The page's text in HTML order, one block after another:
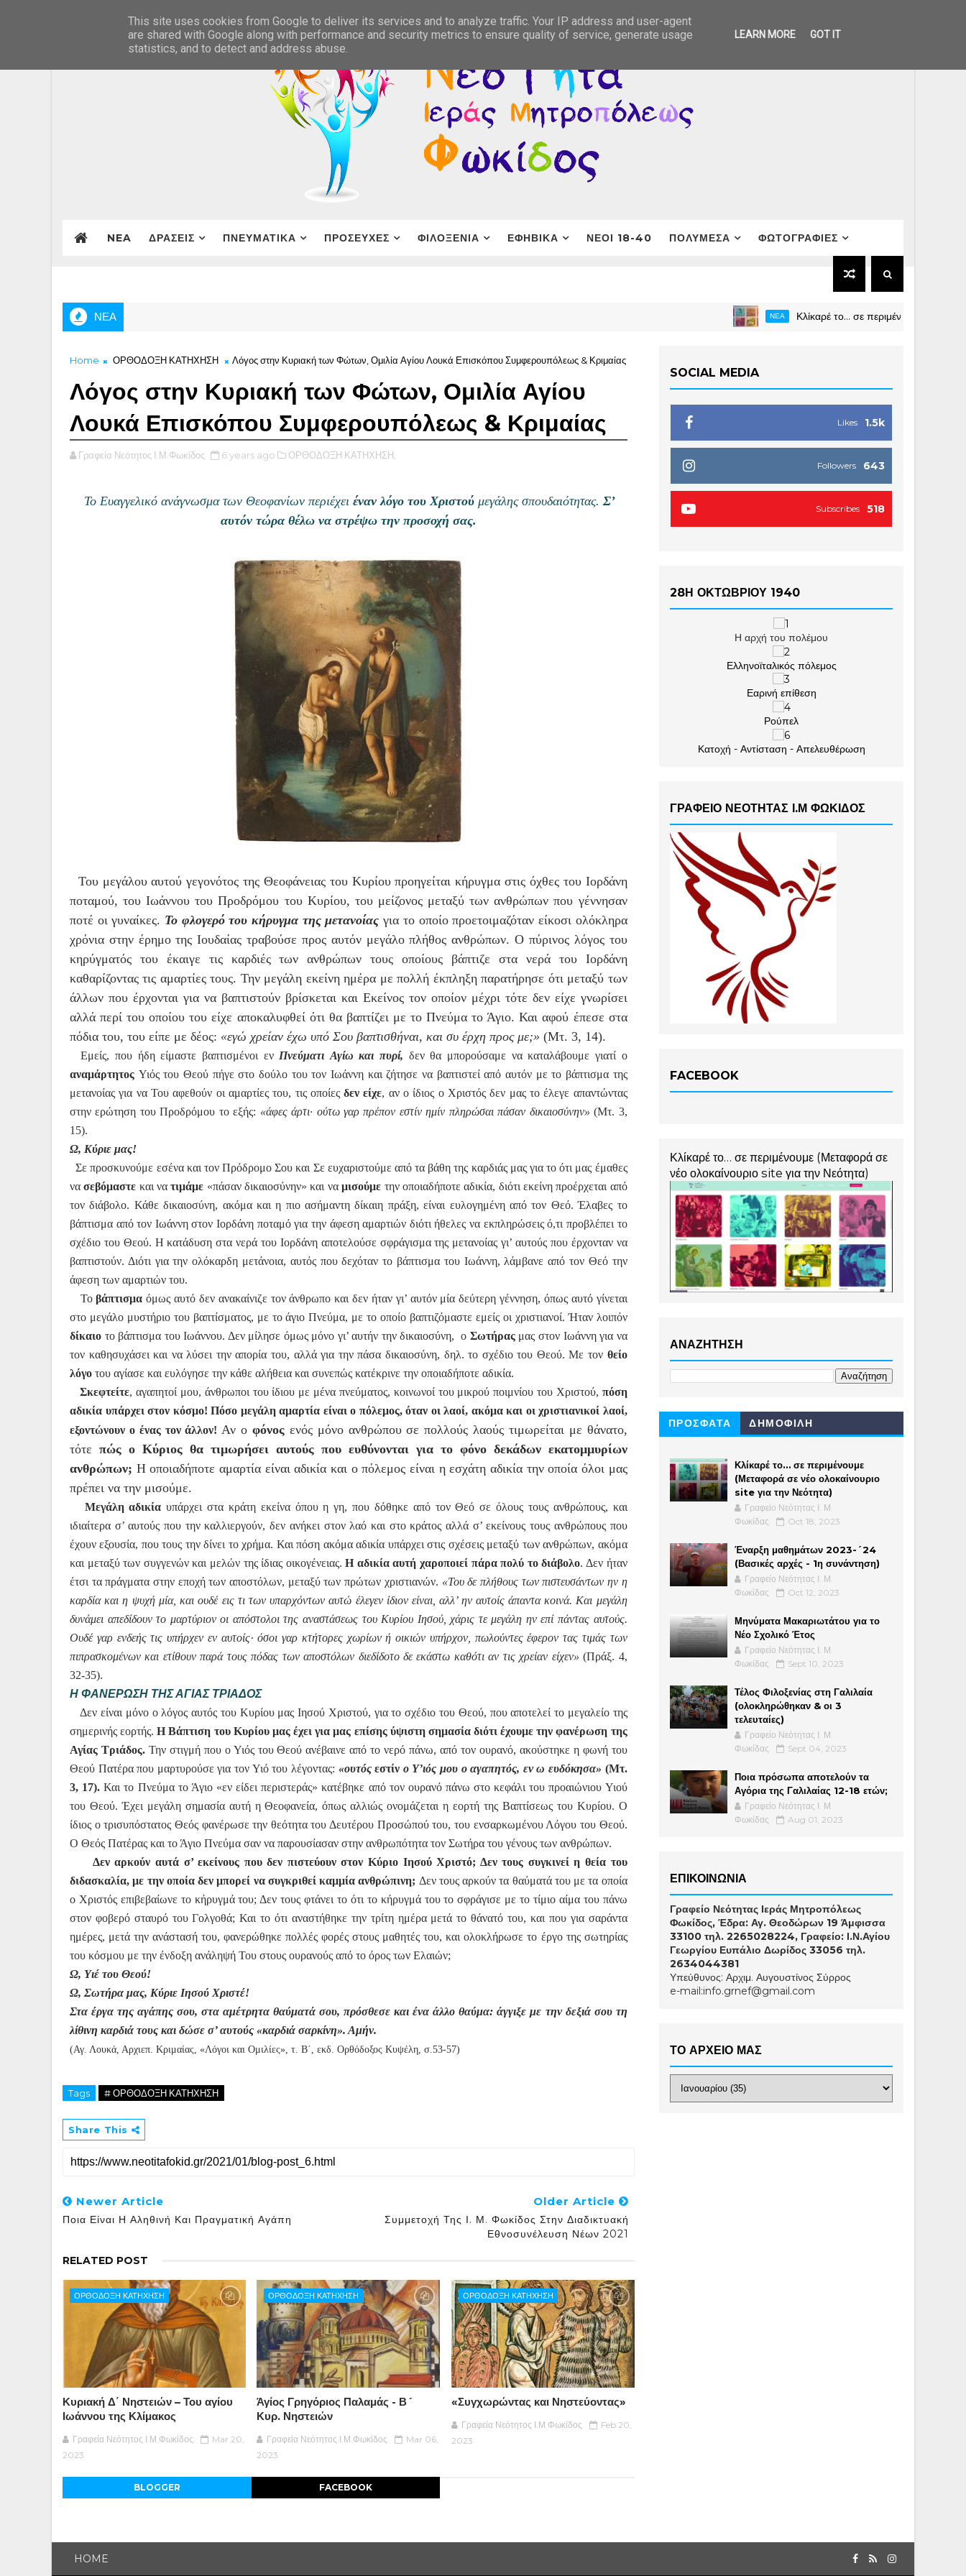
NEA ΔΡΑΣΕΙΣ ΠΝΕΥΜΑΤΙΚΑ ΠΡΟΣΕΥΧΕΣ ΦΙΛΟΞΕΝΙΑ ΕΦΗΒΙΚΑ ΝΕΟΙ 18-40 ΠΟΛΥΜΕΣΑ ΦΩΤΟΓΡΑΦΙΕΣ
ΝΕΑ ΝΕΑ Κλίκαρέ το… σε περιμένουμε (Μεταφορά σε
Home ΟΡΘΟΔΟΞΗ ΚΑΤΗΧΗΣΗ Λόγος στην Κυριακή των Φώτων, Ομιλία Αγίου Λουκά Επισκόπου Συμφερουπόλεως & Κριμαίας
Λόγος στην Κυριακή των Φώτων, Ομιλία Αγίου
Λουκά Επισκόπου Συμφερουπόλεως & Κριμαίας
Γραφεία Νεότητος Ι.Μ.Φωκίδος 6 years ago ΟΡΘΟΔΟΞΗ ΚΑΤΗΧΗΣΗ,
Το Ευαγγελικό ανάγνωσμα των Θεοφανίων περιέχειέναν λόγο του Χριστού μεγάλης σπουδαιότητας.Σ’
αυτόν τώρα θέλω να στρέψω την προσοχή σας.
Του μεγάλου αυτού γεγονότος της Θεοφάνειας του Κυρίου προηγείται κήρυγμα στις όχθες του Ιορδάνη
ποταμού, του Ιωάννου του Προδρόμου του Κυρίου, του μείζονος μεταξύ των ανθρώπων που γέννησαν
ποτέ οι γυναίκες. Το φλογερό του κήρυγμα της μετανοίας για το οποίο προετοιμαζόταν είκοσι ολόκληρα
χρόνια στην έρημο της Ιουδαίας τραβούσε προς αυτόν μεγάλο πλήθος ανθρώπων. Ο πύρινος λόγος του
κηρύγματός του έκαιγε τις καρδιές των ανθρώπων τους οποίους βάπτιζε στα νερά του Ιορδάνη
καθαρίζοντας τις αμαρτίες τους. Την μεγάλη εκείνη ημέρα με πολλή έκπληξη παρατήρησε ότι μεταξύ των
άλλων που έρχονται για να βαπτιστούν βρίσκεται και Εκείνος τον οποίον μέχρι τότε δεν είχε γνωρίσει
αλλά περί του οποίου του είχε αποκαλυφθεί ότι θα βαπτίζει με το Πνεύμα το Άγιο. Και αφού έπεσε στα
πόδια του, του είπε με δέος: «εγώ χρείαν έχω υπό Σου βαπτισθήναι, και συ έρχη προς με;» (Μτ. 3, 14).
Εμείς, που ήδη είμαστε βαπτισμένοι εν Πνεύματι Αγίω και πυρί, δεν θα μπορούσαμε να καταλάβουμε γιατί ο
αναμάρτητος Υιός του Θεού πήγε στο δούλο του τον Ιωάννη και ζήτησε να βαπτιστεί από αυτόν με το βάπτισμα της
μετανοίας για να Του αφε­θούν οι αμαρτίες του, τις οποίεςδεν είχε, αν ο ίδιος ο Χριστός δεν μας το έλεγε απαντώντας
στην ερώτηση του Προδρόμου το εξής: «άφες άρτι· ούτω γαρ πρέπον εστίν ημίν πληρώσαι πάσαν δικαιοσύνην»(Μτ. 3,
15).
Ω, Κύριε μας!
Σε προσκυνούμε εσένα και τον Πρόδρομο Σου και Σε ευχαριστούμε από τα βάθη της καρδιάς μας για το ότι μας έμαθες
νασεβόμαστε και νατιμάμε «πάσαν δικαιοσύνην» και ναμισούμε την οποιαδήποτε αδικία, διότι εκείνη προέρχεται από
τον διάβολο. Κάθε δικαιοσύνη, ακόμα και η πιο ασήμαντη δίκαιη πράξη, είναι ευλογημένη από τον Θεό. Έλαβες το
βάπτισμα από τον Ιωάννη στον Ιορδάνη ποταμό για την άφεση αμαρτιών διότι ήθελες να εκπληρώσεις ό,τι προβλέπει το
σχέδιο του Θεού. Η κατάδυση στα νερά του Ιορδάνη αποτελούσε σφράγισμα της μετανοίας γι’ αυτούς που έρχονταν να
βαπτιστούν. Διότι για την ολόκαρδη μετάνοια, αυτός που δεχόταν το βάπτισμα του Ιωάννη, λάμβανε από τον Θεό την
άφεση των αμαρτιών του.
Το βάπτισμα όμως αυτό δεν ανακαίνιζε τον άνθρωπο και δεν ήταν γι’ αυτόν μία δεύτερη γέννηση, όπως αυτό γίνεται
στο μεγάλο μυστήριο του βαπτίσματος, με το άγιο Πνεύμα, με το οποίο βαπτιζόμαστε εμείς οι χριστιανοί. Ήταν λοιπόν
δίκαιο το βάπτισμα του Ιωάννου. Δεν μίλησε όμως μόνο γι’ αυτήν την δικαιοσύνη, ο Σωτήρας μας στον Ιωάννη για να
τον καθησυχάσει και να λύσει την απορία του, αλλά για την πάσα δικαιοσύνη, δηλ. το σχέδιο του Θεού. Με τον θείο
λόγο του αγίασε και ευλόγησε την κάθε αλήθεια και συνεπώς κατέκρινε την οποιαδήποτε αδικία.
Σκεφτείτε, αγαπητοί μου, άνθρωποι του ίδιου με μένα πνεύματος, κοινωνοί του μικρού ποιμνίου του Χριστού, πόση
αδικία υπάρχει στον κόσμο! Πόσο μεγάλη αμαρτία είναι ο πόλεμος, όταν οι λαοί, ακόμα και οι χριστιανικοί λαοί,
εξοντώνουν ο ένας τον άλλον! Αν ο φόνος ενός μόνο ανθρώπου σε πολλούς λαούς τιμωρείται με θάνατο,
τότε πώς ο Κύριος θα τιμωρήσει αυτούς που ευθύνονται για το φόνο δεκά­δων εκατομμυρίων
ανθρώπων; Η οποιαδήποτε αμαρτία είναι αδικία και ο πόλεμος είναι η εσχάτη αδικία την οποία όλοι μας
πρέπει να την μισούμε.
Μεγάλη αδικίαυπάρχει στα κράτη εκείνα όπου η γη, που δόθηκε από τον Θεό σε όλους τους ανθρώπους, και
ιδιαίτερα σ’ αυτούς που την καλλιεργούν, δεν ανήκει στον λαό και στο κράτος αλλά σ’ εκείνους τους ανθρώπους που
έχουν εξουσία, που τους την δίνει το χρήμα. Και πόση ακόμα αδικία υπάρχει στις σχέσεις μεταξύ των ανθρώπων, ακόμα
και μεταξύ των συγγενών και μελών της ίδιας οικογένειας. Η αδικία αυτή χαροποιεί πάρα πολύ το διάβολο. Δεν ήταν
έτσι τα πράγματα στην εποχή των αποστόλων, μεταξύ των πρώτων χριστιανών. «Του δε πλήθους των πιστευσάντων ην η
καρδία και η ψυχή μία, και ουδέ εις τι των υπαρχόντων αυτώ έλεγεν ίδιον είναι, αλλ’ ην αυτοίς άπαντα κοινά. Και μεγάλη
δυνάμει απεδίδουν το μαρτύριον οι απόστολοι της αναστάσεως του Κυρίου Ιησού, χάρις τε μεγάλη ην επί πάντας αυτούς.
Ουδέ γαρ ενδεής τις υπήρχεν εν αυτοίς· όσοι γαρ κτήτορες χωρίων ή οικιών υπήρχον, πωλούντες έφερον τας τιμάς των
πιπρασκομένων και ετίθουν παρά τους πόδας των αποστόλων διεδίδοτο δε εκάστω κα­θότι αν τις χρείαν είχεν»(Πράξ. 4,
32-35).
Η ΦΑΝΕΡΩΣΗ ΤΗΣ ΑΓΙΑΣ ΤΡΙΑΔΟΣ
Δεν είναι μόνο ο λόγος αυτός του Κυρίου μας Ιησού Χριστού, για το σχέδιο του Θεού, που αποτελεί το μεγαλείο της
σημερινής εορτής.Η Βάπτι­ση του Κυρίου μας έχει για μας επίσης ύψιστη σημασία διότι έχουμε την φανέρωση της
Αγίας Τριάδος.Την στιγμή που ο Υιός του Θεού ανέβαινε από το νερό πάνω, από τον ουρανό, ακούστηκε η φωνή του
Θεού Πατέρα που μαρτυρούσε για τον Υιό του λέγοντας: «ουτόςεστίν ο Υ’ιός μου ο αγαπητός, εν ω ευδόκησα» (Μτ.
3, 17).Και το Πνεύμα το Άγιο «εν είδει περιστεράς» κατέβηκε από τον ουρανό πάνω στο κεφάλι του προαιώνιου Υιού
του Θεού. Έχει μεγάλη σημασία αυτή η Θεοφανεία, όπως αλλιώς ονομάζεται η εορτή της Βαπτίσεως του Κυρίου. Ο
ίδιος ο τρισυπόστατος Θεός φανέρωσε την θεότητα του Δευτέρου Προσώπού του, του ενσαρκωμένου Λόγου του Θεού.
Ο Θεός Πατέρας και το Άγιο Πνεύμα σαν να παρουσίασαν στην ανθρωπότητα τον Σωτήρα του γένους των ανθρώπων.
Δεν αρκούν αυτά σ’ εκείνους που δεν πιστεύουν στον Κύριο Ιησού Χριστό; Δεν τους συγκινεί η θεία του
διδασκαλία, με την οποία δεν μπορεί να συγκριθεί καμμία ανθρώπινη; Δεν τους αρκούν τα θαύματά του με τα οποία
ο Χριστός επιβεβαίωνε το κήρυγμά του; Δεν τους φτάνει το ότι το κήρυγμά του το σφράγισε με το τίμιο αίμα του πάνω
στον φοβερό σταυρό του Γολγοθά; Και το ότι αναστήθηκε την τρίτη ημέρα μετά το θάνατό του, και που για σαράντα
ημέρες, μετά την ανάστασή του, φανερώθηκε πολλές φορές στους μαθητές του, και ολοκλήρωσε το έργο της σωτηρίας
του κόσμου με την ένδοξη ανάληψή Του στους ουρανούς από το όρος των Ελαιών;
Ω, Υιέ του Θεού!
Ω, Σωτήρα μας, Κύριε Ιησού Χριστέ!
Στα έργα της αγάπης σου, στα αμέτρητα θαύματά σου, πρόσθεσε και ένα άλλο θαύμα: άγγιξε με την δεξιά σου τη
λίθινη καρδιά τους και δώσε σ’ αυτούς «καρδιά σαρκίνη». Αμήν.
(Αγ. Λουκά, Αρχιεπ. Κριμαίας, «Λόγοι και Ομιλίες», τ. Β΄, εκδ. Ορθόδοξος Κυψέλη, σ.53-57)
Tags # ΟΡΘΟΔΟΞΗ ΚΑΤΗΧΗΣΗ
Share This
Newer Article
Ποια Είναι Η Αληθινή Και Πραγματική Αγάπη
Older Article
Συμμετοχή Της Ι. Μ. Φωκίδος Στην Διαδικτυακή
Εθνοσυνέλευση Νέων 2021
RELATED POST
ΟΡΘΟΔΟΞΗ ΚΑΤΗΧΗΣΗ
Κυριακή Δ΄ Νηστειών – Του αγίου
Ιωάννου της Κλίμακος
Γραφεία Νεότητος Ι.Μ.Φωκίδος
Mar 20,
2023
ΟΡΘΟΔΟΞΗ ΚΑΤΗΧΗΣΗ
Άγίος Γρηγόριος Παλαμάς - Β´
Κυρ. Νηστειών
Γραφεία Νεότητος Ι.Μ.Φωκίδος
Mar 06,
2023
ΟΡΘΟΔΟΞΗ ΚΑΤΗΧΗΣΗ
«Συγχωρώντας και Νηστεύοντας»
Γραφεία Νεότητος Ι.Μ.Φωκίδος
Feb 20,
2023
BLOGGER FACEBOOK
SOCIAL MEDIA
1.5k
Likes
643
Followers
518
Subscribes
28Η ΟΚΤΩΒΡΙΟΥ 1940
Η αρχή του πολέμου
Ελληνοϊταλικός πόλεμος
Εαρινή επίθεση
Ρούπελ
Κατοχή - Αντίσταση - Απελευθέρωση
ΓΡΑΦΕΙΟ ΝΕΟΤΗΤΑΣ Ι.Μ ΦΩΚΙΔΟΣ
FACEBOOK
Κλίκαρέ το… σε περιμένουμε (Μεταφορά σε
νέο ολοκαίνουριο site για την Νεότητα)
ΑΝΑΖΗΤΗΣΗ
ΠΡΟΣΦΑΤΑ ΔΗΜΟΦΙΛΗ
Κλίκαρέ το… σε περιμένουμε
(Μεταφορά σε νέο ολοκαίνουριο
site για την Νεότητα)
Γραφείο Νεότητας Ι. Μ.
Φωκίδας
Oct 18, 2023
Έναρξη μαθημάτων 2023-´24
(Βασικές αρχές - 1η συνάντηση)
Γραφείο Νεότητας Ι. Μ.
Φωκίδας
Oct 12, 2023
Μηνύματα Μακαριωτάτου για το
Νέο Σχολικό Έτος
Γραφείο Νεότητας Ι. Μ.
Φωκίδας
Sept 10, 2023
Τέλος Φιλοξενίας στη Γαλιλαία
(ολοκληρώθηκαν & οι 3
τελευταίες)
Γραφείο Νεότητας Ι. Μ.
Φωκίδας
Sept 04, 2023
Ποια πρόσωπα αποτελούν τα
Αγόρια της Γαλιλαίας 12-18 ετών;
Γραφείο Νεότητας Ι. Μ.
Φωκίδας
Aug 01, 2023
ΕΠΙΚΟΙΝΩΝΙΑ
Γραφείο Νεότητας Ιεράς Μητροπόλεως
Φωκίδος, Έδρα: Αγ. Θεοδώρων 19 Άμφισσα
33100 τηλ. 2265028224, Γραφείο: Ι.Ν.Αγίου
Γεωργίου Ευπάλιο Δωρίδος 33056 τηλ.
2634044381
Υπεύθυνος: Αρχιμ. Αυγουστίνος Σύρρος
e-mail:info.grnef@gmail.com
ΤΟ ΑΡΧΕΙΟ ΜΑΣ
HOME
This site uses cookies from Google to deliver its services and to analyze traffic. Your IP address and user-agent
are shared with Google along with performance and security metrics to ensure quality of service, generate usage
statistics, and to detect and address abuse.
LEARN MORE GOT IT